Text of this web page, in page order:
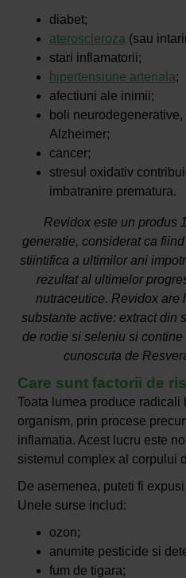
diabet;
ateroscleroza (sau
stari inflamatorii;
hipertensiune arteriala;
afectiuni ale inimii;
boli
Alzheimer;
cancer;
stresul oxidativ
imbatranire prematura.
Revidox este un produs
generatie, considerat ca
stiintifica a ultimilor ani
rezultat al ultimelor
nutraceutice. Revidox are
substante active: extract din
de rodie si seleniu si
cunoscuta de
Care sunt factorii de
Toata lumea produce radicali
organism, prin procese
inflamatia. Acest lucru este
sistemul complex al corpului
De asemenea, puteti fi
Unele surse includ:
ozon;
anumite pesticide si
fum de tigara;